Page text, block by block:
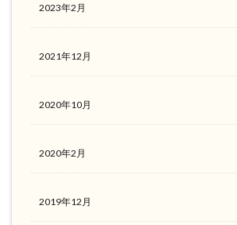
2023年2月
2021年12月
2020年10月
2020年2月
2019年12月